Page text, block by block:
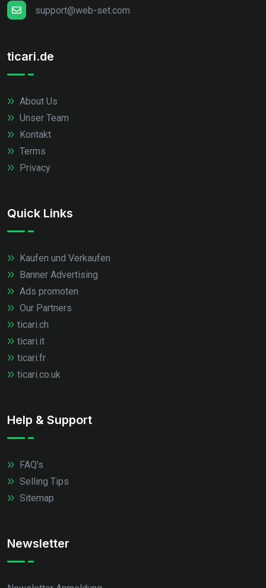
support@web-set.com
ticari.de
About Us
Unser Team
Kontakt
Terms
Privacy
Quick Links
Kaufen und Verkaufen
Banner Advertising
Ads promoten
Our Partners
ticari.ch
ticari.it
ticari.fr
ticari.co.uk
Help & Support
FAQ's
Selling Tips
Sitemap
Newsletter